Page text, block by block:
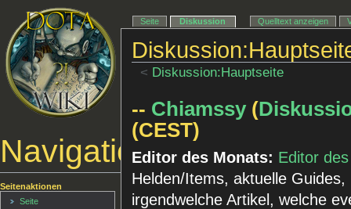
< Diskussion:Hauptseite
-- Chiamssy(
(CEST)
Editor des Monats: Editor
Helden/Items, aktuelle
irgendwelche Artikel, welche
Navigationsmenü
Seite Diskussion Quelltext anzeigen
Seitenaktionen
Seite